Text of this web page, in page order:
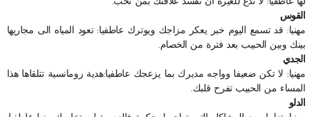
القوس
مهنيا: قد تسمع اليوم خبر يعكر مزاجك ويوترك عاطفيا: تعود المياه الى مجاريها
بينك وبين الحبيب بعد فترة من الخصام.
الجدي
مهنيا: لا تكن ضعيفا وواجه مديرك بما يزعجك عاطفيا:هدية رومانسية تتلقاها هذا
المساء من الحبيب تفرح قلبك.
الدلو